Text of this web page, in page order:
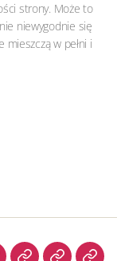
strony. Może to
niewygodnie się
w pełni i